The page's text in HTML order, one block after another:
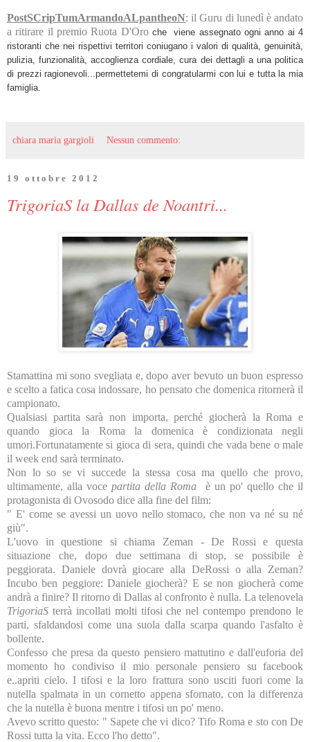
PostSCripTumArmandoALpantheoN: il Guru di lunedì è andato
a ritirare il premio Ruota D'Oro che viene assegnato ogni anno ai 4
ristoranti che nei rispettivi territori coniugano i valori di qualità, genuinità,
pulizia, funzionalità, accoglienza cordiale, cura dei dettagli a una politica
di prezzi ragionevoli...permettetemi di congratularmi con lui e tutta la mia
famiglia.
chiara maria gargioli Nessun commento:
19 ottobre 2012
TrigoriaS la Dallas de Noantri...
Stamattina mi sono svegliata e, dopo aver bevuto un buon espresso
e scelto a fatica cosa indossare, ho pensato che domenica ritornerà il
campionato.
Qualsiasi partita sarà non importa, perché giocherà la Roma e
quando gioca la Roma la domenica è condizionata negli
umori.Fortunatamente si gioca di sera, quindi che vada bene o male
il week end sarà terminato.
Non lo so se vi succede la stessa cosa ma quello che provo,
ultimamente, alla vocepartita della Roma
è un po' quello che il
protagonista di Ovosodo dice alla fine del film:
" E' come se avessi un uovo nello stomaco, che non va né su né
giù".
L'uovo in questione si chiama Zeman - De Rossi e questa
situazione che, dopo due settimana di stop, se possibile è
peggiorata. Daniele dovrà giocare alla DeRossi o alla Zeman?
Incubo ben peggiore: Daniele giocherà? E se non giocherà come
andrà a finire? Il ritorno di Dallas al confronto è nulla. La telenovela
TrigoriaS terrà incollati molti tifosi che nel contempo prendono le
parti, sfaldandosi come una suola dalla scarpa quando l'asfalto è
bollente.
Confesso che presa da questo pensiero mattutino e dall'euforia del
momento ho condiviso il mio personale pensiero su facebook
e..apriti cielo. I tifosi e la loro frattura sono usciti fuori come la
nutella spalmata in un cornetto appena sfornato, con la differenza
che la nutella è buona mentre i tifosi un po' meno.
Avevo scritto questo: " Sapete che vi dico? Tifo Roma e sto con De
Rossi tutta la vita. Ecco l'ho detto".